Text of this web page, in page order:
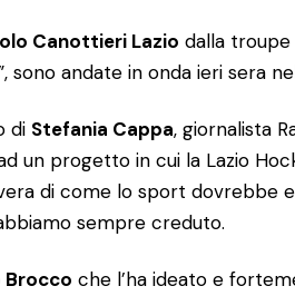
Canottieri Lazio dalla troupe
sono andate in onda ieri sera
di Stefania Cappa, giornalista
un progetto in cui la Lazio
di come lo sport dovrebbe
sempre creduto.
Brocco che l’ha ideato e